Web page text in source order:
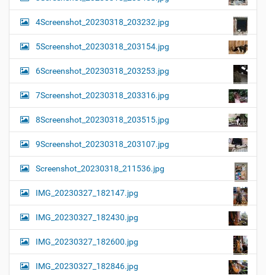
4Screenshot_20230318_203232.jpg
5Screenshot_20230318_203154.jpg
6Screenshot_20230318_203253.jpg
7Screenshot_20230318_203316.jpg
8Screenshot_20230318_203515.jpg
9Screenshot_20230318_203107.jpg
Screenshot_20230318_211536.jpg
IMG_20230327_182147.jpg
IMG_20230327_182430.jpg
IMG_20230327_182600.jpg
IMG_20230327_182846.jpg